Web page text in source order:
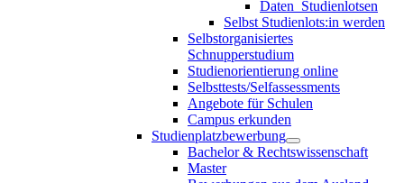
Daten_Studienlotsen
Selbst Studienlots:in werden
Selbstorganisiertes
Schnupperstudium
Studienorientierung online
Selbsttests/Selfassessments
Angebote für Schulen
Campus erkunden
Studienplatzbewerbung
Bachelor & Rechtswissenschaft
Master